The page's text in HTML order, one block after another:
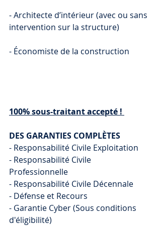
- Architecte d’intérieur (avec ou sans
intervention sur la structure)
- Économiste de la construction
100% sous-traitant accepté !
DES GARANTIES COMPLÈTES
- Responsabilité Civile Exploitation
- Responsabilité Civile
Professionnelle
- Responsabilité Civile Décennale
- Défense et Recours
- Garantie Cyber (Sous conditions
d'éligibilité)